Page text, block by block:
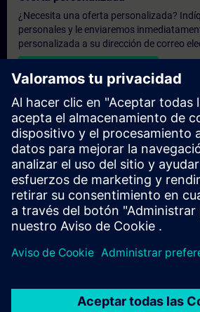
¿Necesita una oferta personalizada?
personales y le enviaremos
personalizada a su dirección de correo
Enviar una oferta personal
Solicitar presupuesto exclusivo
¿Necesita una formación más
presupuesto para una formación
virtual o en un centro de formación
sus datos personales y sus necesidades
enviaremos un presupuesto
Solicitar presupuesto exclusivo